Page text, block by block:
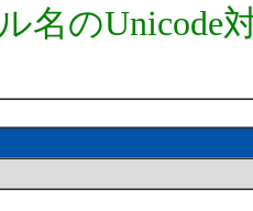
名のUnicode